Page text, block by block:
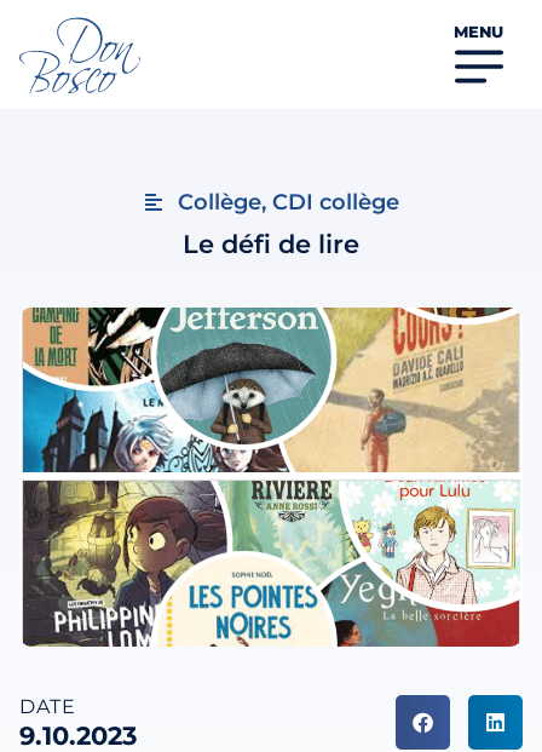
MENU
Collège, CDI collège
Le défi de lire
DATE
9.10.2023